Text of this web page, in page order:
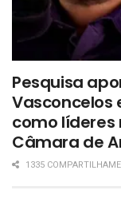
Pesquisa
Vasconcelos
como líderes
Câmara de
1335